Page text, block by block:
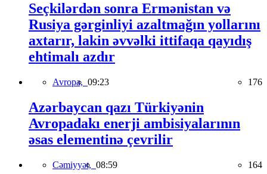
Seçkilərdən sonra Ermənistan və
Rusiya gərginliyi azaltmağın yollarını
axtarır, lakin əvvəlki ittifaqa qayıdış
ehtimalı azdır
Avropa, 09:23 176
Azərbaycan qazı Türkiyənin
Avropadakı enerji ambisiyalarının
əsas elementinə çevrilir
Cəmiyyət, 08:59 164